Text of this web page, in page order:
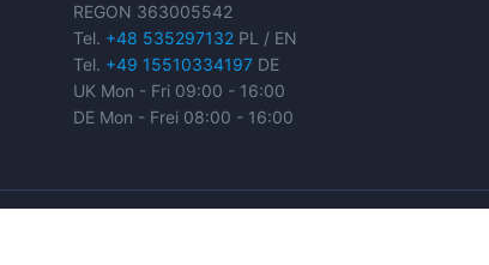
REGON 363005542
Tel. +48 535297132PL / EN
Tel. +49 15510334197DE
UK Mon - Fri 09:00 - 16:00
DE Mon - Frei 08:00 - 16:00